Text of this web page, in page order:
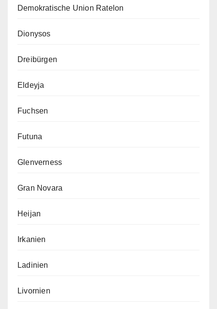
Demokratische Union Ratelon
Dionysos
Dreibürgen
Eldeyja
Fuchsen
Futuna
Glenverness
Gran Novara
Heijan
Irkanien
Ladinien
Livornien